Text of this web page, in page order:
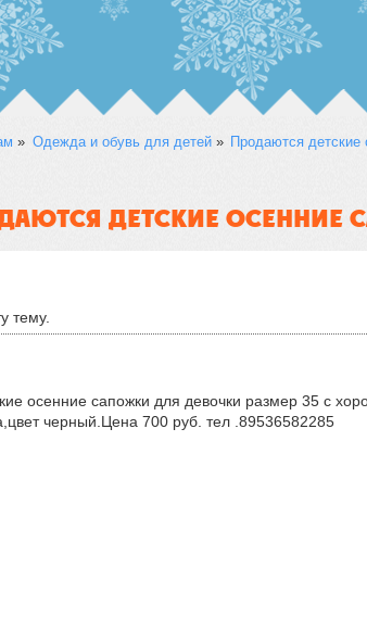
» Одежда и обувь для детей» Продаются детские
ДЕТСКИЕ ОСЕННИЕ
тему.
осенние сапожки для девочки размер 35 с
черный.Цена 700 руб. тел .89536582285